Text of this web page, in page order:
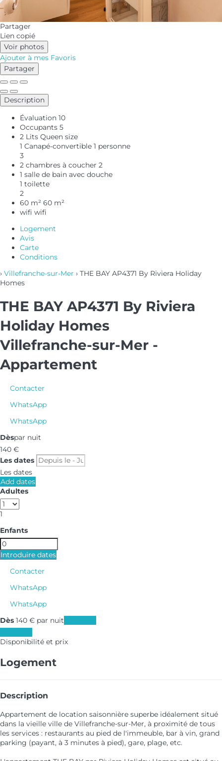
Partager
Lien copié
Voir photos
Ajouter à mes Favoris
Partager
Description
Évaluation 10
Occupants 5
2 Lits Queen size
1 Canapé-convertible 1 personne
3
2 chambres à coucher 2
1 salle de bain avec douche
1 toilette
2
60 m² 60 m²
wifi wifi
Logement
Avis
Carte
Conditions
› Villefranche-sur-Mer › THE BAY AP4371 By Riviera Holiday
Homes
THE BAY AP4371 By Riviera
Holiday Homes
Villefranche-sur-Mer -
Appartement
Contacter
WhatsApp
WhatsApp
Dèspar nuit
140 €
Les dates
Les dates
Add dates
Adultes
1
Enfants
Introduire dates
Contacter
WhatsApp
WhatsApp
Dès 140 € par nuit
Disponibilité et prix
Logement
Description
Appartement de location saisonnière superbe idéalement situé
dans la vieille ville de Villefranche-sur-Mer, à proximité de tous
les services : restaurants au pied de l'immeuble, bar à vin, grand
parking (payant, à 3 minutes à pied), gare, plage, etc.